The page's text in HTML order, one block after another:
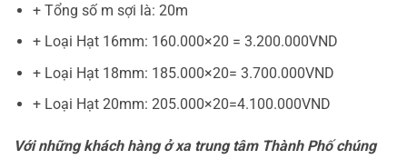
+ Tổng số m sợi là: 20m
+ Loại Hạt 16mm: 160.000×20 = 3.200.000VND
+ Loại Hạt 18mm: 185.000×20= 3.700.000VND
+ Loại Hạt 20mm: 205.000×20=4.100.000VND
Với những khách hàng ở xa trung tâm Thành Phố chúng